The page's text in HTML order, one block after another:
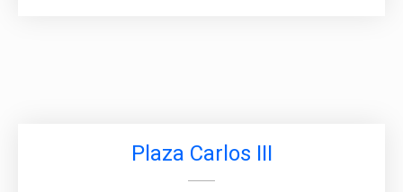
Plaza Carlos III